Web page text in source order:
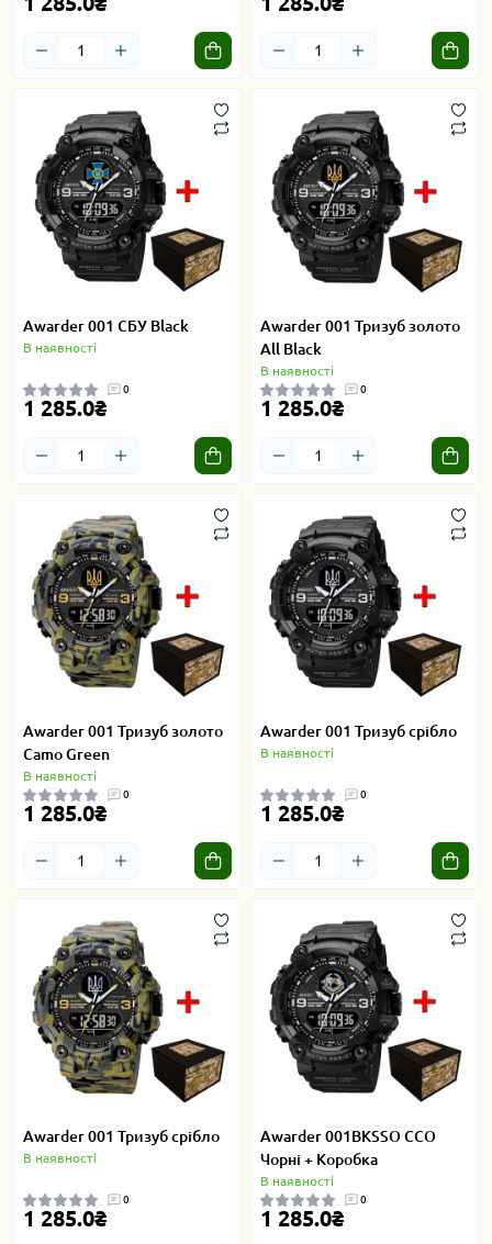
Awarder 001 СБУ Black
В наявності
0
1 285.0₴
Awarder 001 Тризуб золото
All Black
В наявності
0
1 285.0₴
Awarder 001 Тризуб золото
Camo Green
В наявності
0
1 285.0₴
Awarder 001 Тризуб срібло
В наявності
0
1 285.0₴
Awarder 001 Тризуб срібло
В наявності
0
1 285.0₴
Awarder 001BKSSO ССО
Чорні + Коробка
В наявності
0
1 285.0₴